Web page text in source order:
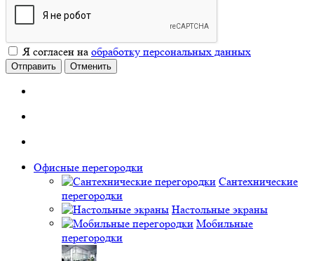
Я согласен на обработку персональных данных
Отправить Отменить
Офисные перегородки
Сантехнические
перегородки
Настольные экраны
Мобильные
перегородки